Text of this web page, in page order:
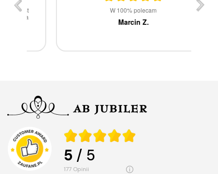
W 100% polecam
Marcin Z.
5 / 5
177 opinii